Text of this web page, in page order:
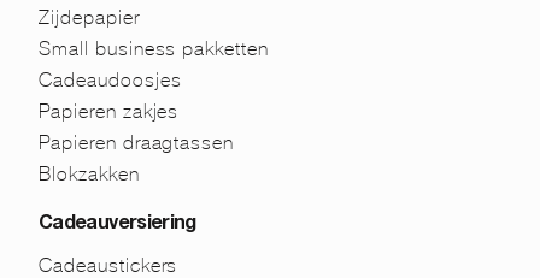
Zijdepapier
Small business pakketten
Cadeaudoosjes
Papieren zakjes
Papieren draagtassen
Blokzakken
Cadeauversiering
Cadeaustickers